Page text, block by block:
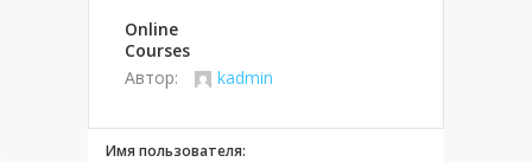
Online
Courses
Автор:
kadmin
Имя пользователя: